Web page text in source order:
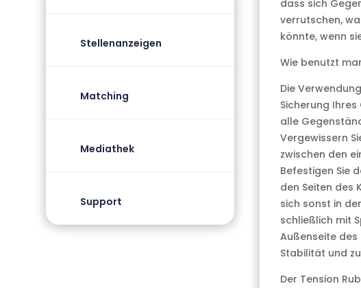
Stellenanzeigen
Matching
Mediathek
Support
dass sich
verrutschen,
könnte, wenn
Wie benutzt
Die
Sicherung
alle
Vergewissern
zwischen den
Befestigen Sie
den Seiten des
sich sonst in
schließlich mit
Außenseite
Stabilität und
Der Tension